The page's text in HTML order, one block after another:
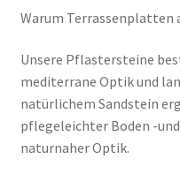
Warum Terrassenplatten
Unsere Pflastersteine
mediterrane Optik und
natürlichem Sandstein
pflegeleichter Boden -
naturnaher Optik.